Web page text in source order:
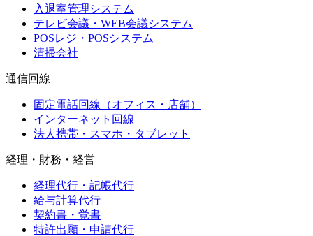
入退室管理システム
テレビ会議・WEB会議システム
POSレジ・POSシステム
清掃会社
通信回線
固定電話回線（オフィス・店舗）
インターネット回線
法人携帯・スマホ・タブレット
経理・財務・経営
経理代行・記帳代行
給与計算代行
契約書・覚書
特許出願・申請代行